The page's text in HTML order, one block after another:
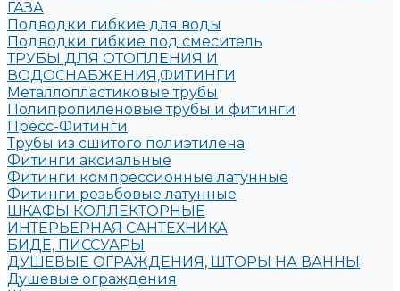
ГАЗА
Подводки гибкие для воды
Подводки гибкие под смеситель
ТРУБЫ ДЛЯ ОТОПЛЕНИЯ И
ВОДОСНАБЖЕНИЯ,ФИТИНГИ
Металлопластиковые трубы
Полипропиленовые трубы и фитинги
Пресс-Фитинги
Трубы из сшитого полиэтилена
Фитинги аксиальные
Фитинги компрессионные латунные
Фитинги резьбовые латунные
ШКАФЫ КОЛЛЕКТОРНЫЕ
ИНТЕРЬЕРНАЯ САНТЕХНИКА
БИДЕ, ПИССУАРЫ
ДУШЕВЫЕ ОГРАЖДЕНИЯ, ШТОРЫ НА ВАННЫ
Душевые ограждения